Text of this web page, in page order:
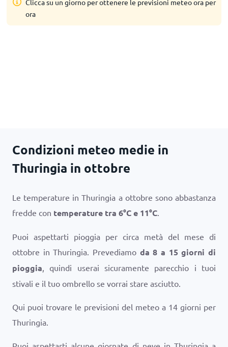
Clicca su un giorno per ottenere le previsioni meteo ora per
ora
Condizioni meteo medie in
Thuringia in ottobre
Le temperature in Thuringia a ottobre sono abbastanza
fredde con temperature tra 6°Ce 11°C.
Puoi aspettarti pioggia per circa metà del mese di
ottobre in Thuringia. Prevediamo da 8 a 15 giorni di
pioggia, quindi userai sicuramente parecchio i tuoi
stivali e il tuo ombrello se vorrai stare asciutto.
Qui puoi trovare le previsioni del meteo a 14 giorni per
Thuringia.